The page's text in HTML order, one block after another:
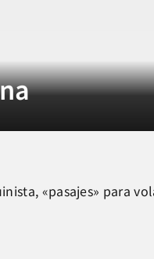
«pasajes» para